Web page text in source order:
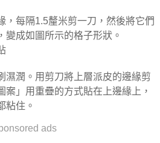
，每隔1.5釐米剪一刀，然後將它們
變成如圖所示的格子形狀。
濕潤。用剪刀將上層派皮的邊緣剪
案」用重疊的方式貼在上邊緣上，
粘住。
ads